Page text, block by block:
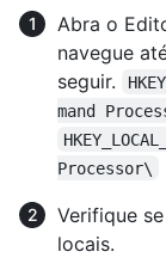
Abra o
navegue
seguir.
mand
Processor\
Verifique
locais.